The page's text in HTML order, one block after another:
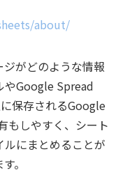
about/
がどのような情報
やGoogle Spread
保存されるGoogle
もしやすく、シート
にまとめることが
。